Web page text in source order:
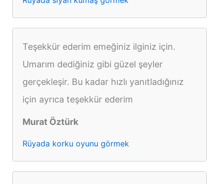
Teşekkür ederim emeğiniz ilginiz için.
Umarım dediğiniz gibi güzel şeyler
gerçekleşir. Bu kadar hızlı yanıtladığınız
için ayrıca teşekkür ederim
Murat Öztürk
Rüyada korku oyunu görmek